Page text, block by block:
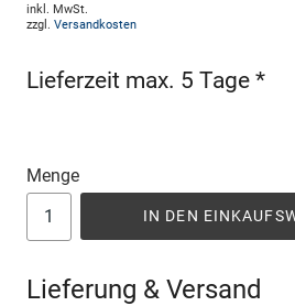
inkl. MwSt.
zzgl. Versandkosten
Lieferzeit max. 5 Tage *
Menge
IN DEN
Lieferung & Versand